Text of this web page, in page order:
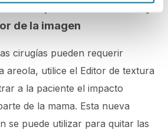
de la piel con suavizado y
de la imagen
cirugías pueden requerir
areola, utilice el Editor de textura
a la paciente el impacto
de la mama. Esta nueva
se puede utilizar para quitar las